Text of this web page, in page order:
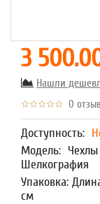
3
Нашли
0
Доступность:
Модель: Чехлы
Шелкография
Упаковка:
см